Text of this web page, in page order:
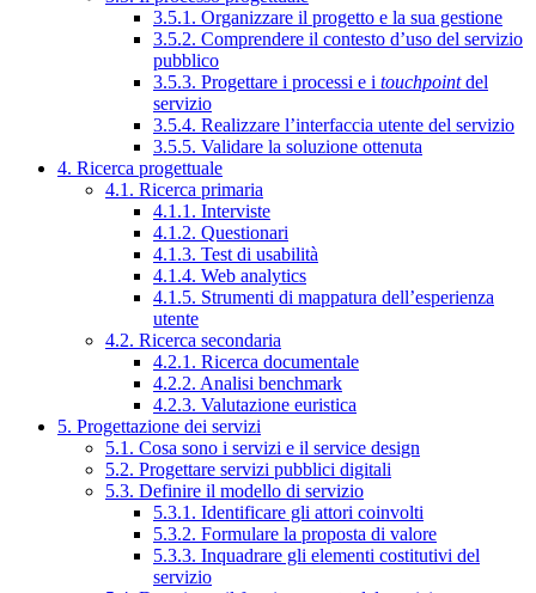
3.5.1. Organizzare il progetto e la sua gestione
3.5.2. Comprendere il contesto d’uso del servizio
pubblico
3.5.3. Progettare i processi e i touchpointdel
servizio
3.5.4. Realizzare l’interfaccia utente del servizio
3.5.5. Validare la soluzione ottenuta
4. Ricerca progettuale
4.1. Ricerca primaria
4.1.1. Interviste
4.1.2. Questionari
4.1.3. Test di usabilità
4.1.4. Web analytics
4.1.5. Strumenti di mappatura dell’esperienza
utente
4.2. Ricerca secondaria
4.2.1. Ricerca documentale
4.2.2. Analisi benchmark
4.2.3. Valutazione euristica
5. Progettazione dei servizi
5.1. Cosa sono i servizi e il service design
5.2. Progettare servizi pubblici digitali
5.3. Definire il modello di servizio
5.3.1. Identificare gli attori coinvolti
5.3.2. Formulare la proposta di valore
5.3.3. Inquadrare gli elementi costitutivi del
servizio